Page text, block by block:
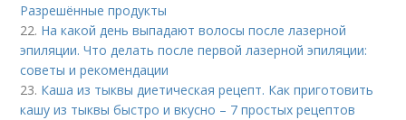
Разрешённые продукты
22. На какой день выпадают волосы после лазерной
эпиляции. Что делать после первой лазерной эпиляции:
советы и рекомендации
23. Каша из тыквы диетическая рецепт. Как приготовить
кашу из тыквы быстро и вкусно – 7 простых рецептов